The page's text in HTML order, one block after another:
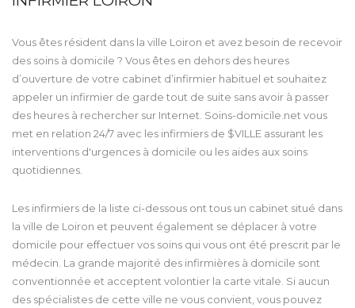
Vous êtes résident dans la ville Loiron et avez besoin de recevoir
des soins à domicile ? Vous êtes en dehors des heures
d’ouverture de votre cabinet d’infirmier habituel et souhaitez
appeler un infirmier de garde tout de suite sans avoir à passer
des heures à rechercher sur Internet. Soins-domicile.net vous
met en relation 24/7 avec les infirmiers de $VILLE assurant les
interventions d'urgences à domicile ou les aides aux soins
quotidiennes.
Les infirmiers de la liste ci-dessous ont tous un cabinet situé dans
la ville de Loiron et peuvent également se déplacer à votre
domicile pour effectuer vos soins qui vous ont été prescrit par le
médecin. La grande majorité des infirmières à domicile sont
conventionnée et acceptent volontier la carte vitale. Si aucun
des spécialistes de cette ville ne vous convient, vous pouvez